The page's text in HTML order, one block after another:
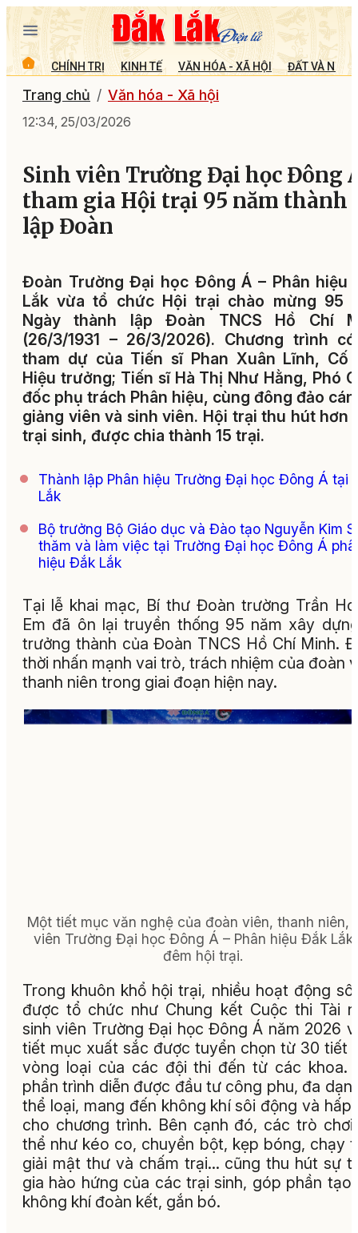
CHÍNH TRỊ KINH TẾ VĂN HÓA - XÃ HỘI ĐẤT VÀ
Trang chủ Văn hóa - Xã hội
12:34, 25/03/2026
Sinh viên Trường Đại học Đông
tham gia Hội trại 95 năm thành
lập Đoàn
Đoàn Trường Đại học Đông Á – Phân hiệu
Lắk vừa tổ chức Hội trại chào mừng 95
Ngày thành lập Đoàn TNCS Hồ Chí
(26/3/1931 – 26/3/2026). Chương trình
tham dự của Tiến sĩ Phan Xuân Lĩnh, Cố
Hiệu trưởng; Tiến sĩ Hà Thị Như Hằng, Phó
đốc phụ trách Phân hiệu, cùng đông đảo
giảng viên và sinh viên. Hội trại thu hút hơn
trại sinh, được chia thành 15 trại.
Thành lập Phân hiệu Trường Đại học Đông Á tại
Lắk
Bộ trưởng Bộ Giáo dục và Đào tạo Nguyễn Kim
thăm và làm việc tại Trường Đại học Đông Á
hiệu Đắk Lắk
Tại lễ khai mạc, Bí thư Đoàn trường Trần
Em đã ôn lại truyền thống 95 năm xây
trưởng thành của Đoàn TNCS Hồ Chí Minh.
thời nhấn mạnh vai trò, trách nhiệm của đoàn
thanh niên trong giai đoạn hiện nay.
Một tiết mục văn nghệ của đoàn viên, thanh niên,
viên Trường Đại học Đông Á – Phân hiệu Đắk Lắk
đêm hội trại.
Trong khuôn khổ hội trại, nhiều hoạt động
được tổ chức như Chung kết Cuộc thi Tài
sinh viên Trường Đại học Đông Á năm 2026
tiết mục xuất sắc được tuyển chọn từ 30 tiết
vòng loại của các đội thi đến từ các khoa.
phần trình diễn được đầu tư công phu, đa
thể loại, mang đến không khí sôi động và hấp
cho chương trình. Bên cạnh đó, các trò
thể như kéo co, chuyền bột, kẹp bóng, chạy
giải mật thư và chấm trại… cũng thu hút sự
gia hào hứng của các trại sinh, góp phần tạo
không khí đoàn kết, gắn bó.